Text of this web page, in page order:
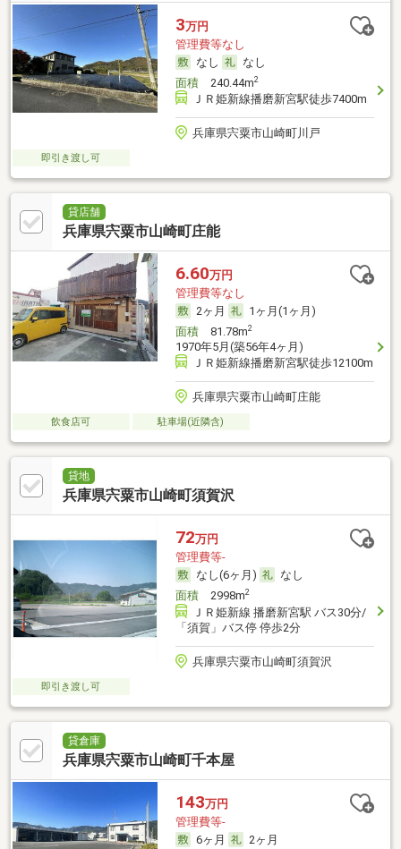
3万円
管理費等なし
なし
なし
面積240.44m2
ＪＲ姫新線播磨新宮駅徒歩7400m
兵庫県宍粟市山崎町川戸
即引き渡し可
貸店舗
兵庫県宍粟市山崎町庄能
6.60万円
管理費等なし
2ヶ月
1ヶ月(1ヶ月)
面積81.78m2
1970年5月(築56年4ヶ月)
ＪＲ姫新線播磨新宮駅徒歩12100m
兵庫県宍粟市山崎町庄能
飲食店可 駐車場(近隣含)
貸地
兵庫県宍粟市山崎町須賀沢
72万円
管理費等-
なし(6ヶ月)
なし
面積2998m2
ＪＲ姫新線 播磨新宮駅 バス30分/
「須賀」バス停 停歩2分
兵庫県宍粟市山崎町須賀沢
即引き渡し可
貸倉庫
兵庫県宍粟市山崎町千本屋
143万円
管理費等-
6ヶ月
2ヶ月